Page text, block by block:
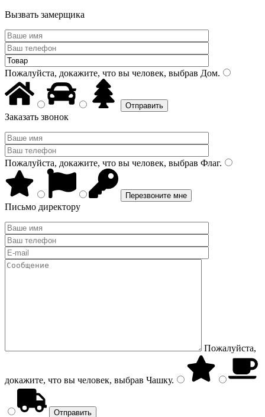
Вызвать замерщика
Пожалуйста, докажите, что вы человек, выбрав Дом.
Заказать звонок
Пожалуйста, докажите, что вы человек, выбрав Флаг.
Письмо директору
Пожалуйста,
докажите, что вы человек, выбрав Чашку.